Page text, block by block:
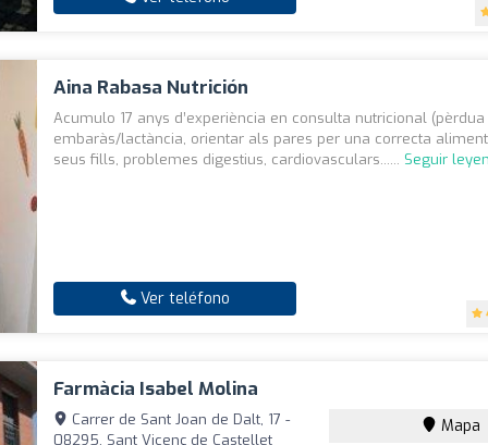
Aina Rabasa Nutrición
Acumulo 17 anys d’experiència en consulta nutricional
embaràs/lactància, orientar als pares per una correcta
seus fills, problemes digestius, cardiovasculars...... Seguir
Ver teléfono
Farmàcia Isabel Molina
Carrer de Sant Joan de Dalt, 17 -
08295, Sant Vicenç de Castellet
Mapa